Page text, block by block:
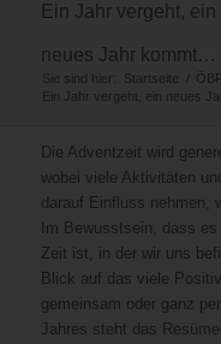
Ein Jahr vergeht, ein
neues Jahr kommt…
Sie sind hier: Startseite /
Ein Jahr vergeht, ein neues
Die Adventzeit wird
wobei viele Aktivitäten
darauf Einfluss nehmen,
Im Bewusstsein, dass
Zeit ist, in der wir uns
Blick auf das viele
gemeinsam oder ganz
Jahres steht das